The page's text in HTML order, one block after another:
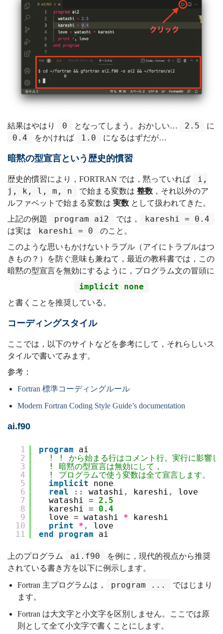
結果はやはり 0 となってしまう。おかしい… 2.5 に
0.4 をかければ 1.0 になるはずだが…
暗黙の型宣言という歴史的慣習
歴史的慣習により，FORTRAN では，黙っていれば
i,
j, k, l, m, n
で始まる変数は 整数 ，それ以外のア
ルファベットで始まる変数は 実数 として扱われてきた。
上記の例題
program ai2 では， kareshi = 0.4
は実は kareshi = 0
のこと。
このような思いもかけないトラブル（アイにトラブルはつ
きもの？）を防ぐ意味も兼ねて，最近の教科書では，この
暗黙の型宣言を無効にするように，プログラム文の冒頭に
implicit none
と書くことを推奨している。
コーディングスタイル
ここでは，以下のサイトなどを参考にして，それらしいス
タイルで書いてみます。
参考：
Fortran 標準コーディングルール
Modern Fortran Coding Style Guide’s documentation
ai.f90
1
2
3
4
5
6
7
8
9
10
11
program
ai
! ! から始まる行はコメント行。実行に影響し
! 暗黙の型宣言は無効にして，
! プログラムで使う変数は全て宣言します。
implicit
none
real
:: watashi , kareshi ,
love
watashi = 2.5
kareshi =
0.4
love = watashi *
kareshi
print
* ,
love
end
program ai
上のプログラム ai.f90
を例に，現代的視点から推奨
されている書き方を以下に例示します。
Fortran 主プログラムは，
program ...
ではじまり
ます。
Fortran は大文字と小文字を区別しません。ここでは原
則として全て小文字で書くことにします。